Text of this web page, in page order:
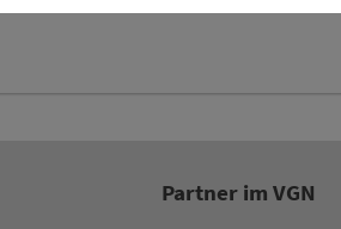
Partner im VGN